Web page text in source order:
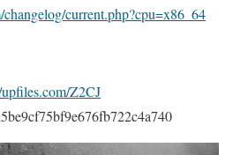
current.php?cpu=x86_64
Z2CJ